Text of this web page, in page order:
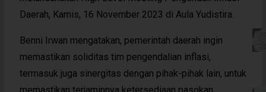
Daerah, Kamis, 16 November 2023 di Aula Yudistira
Benni Irwan mengatakan, pemerintah daerah ingin
memastikan soliditas tim pengendalian inflasi,
termasuk juga sinergitas dengan pihak-pihak lain, untuk
memastikan terjaminnya ketersediaan pasokan